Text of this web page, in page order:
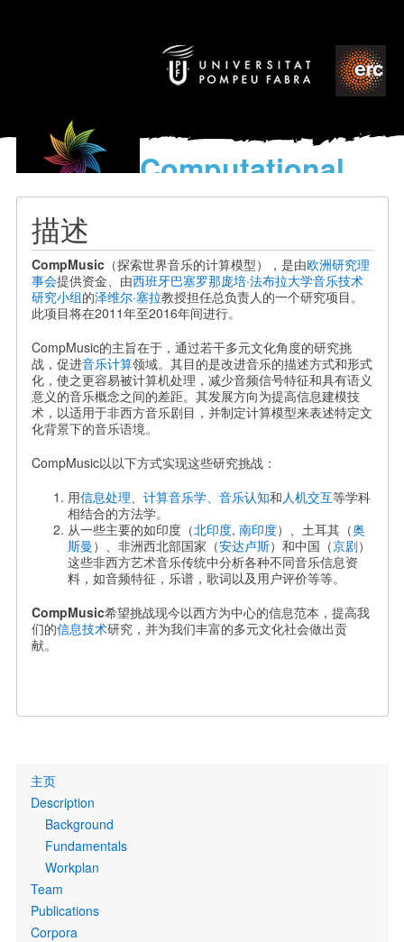
Computational
models
描述
CompMusic（探索世界音乐的计算模型），是由欧洲研究理
事会提供资金、由西班牙巴塞罗那庞培·法布拉大学音乐技术
研究小组的泽维尔·塞拉教授担任总负责人的一个研究项目。
此项目将在2011年至2016年间进行。
CompMusic的主旨在于，通过若干多元文化角度的研究挑
战，促进音乐计算领域。其目的是改进音乐的描述方式和形式
化，使之更容易被计算机处理，减少音频信号特征和具有语义
意义的音乐概念之间的差距。其发展方向为提高信息建模技
术，以适用于非西方音乐剧目，并制定计算模型来表述特定文
化背景下的音乐语境。
CompMusic以以下方式实现这些研究挑战：
用信息处理、 计算音乐学、音乐认知和人机交互等学科
相结合的方法学。
从一些主要的如印度（北印度, 南印度）、土耳其（奥
斯曼 ）、非洲西北部国家（安达卢斯）和中国（京剧）
这些非西方艺术音乐传统中分析各种不同音乐信息资
料，如音频特征，乐谱，歌词以及用户评价等等。
CompMusic希望挑战现今以西方为中心的信息范本，提高我
们的信息技术研究，并为我们丰富的多元文化社会做出贡
献。
Primary
links
主页
Description
Background
Fundamentals
Workplan
Team
Publications
Corpora